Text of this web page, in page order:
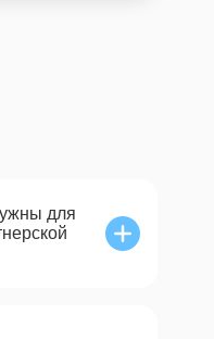
для